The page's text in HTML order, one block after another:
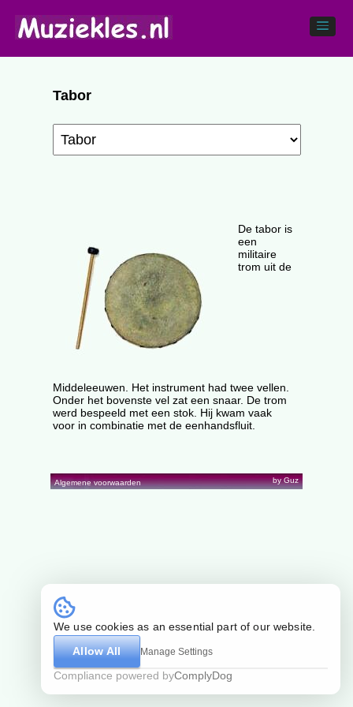
Tabor
De tabor is
een
militaire
trom uit de
Middeleeuwen. Het instrument had twee vellen.
Onder het bovenste vel zat een snaar. De trom
werd bespeeld met een stok. Hij kwam vaak
voor in combinatie met de eenhandsfluit.
Algemene voorwaarden by Guz
We use cookies as an essential part of our website.
Allow All
Manage Settings
Compliance powered byComplyDog